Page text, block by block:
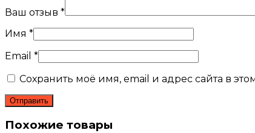
Ваш отзыв *
Имя *
Email *
Сохранить моё имя, email и адрес сайта в
Похожие товары